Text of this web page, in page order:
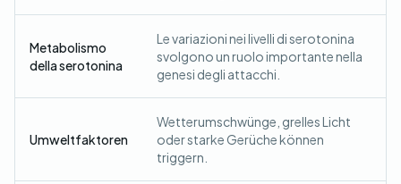
Metabolismo
della serotonina
Le variazioni nei livelli di serotonina
svolgono un ruolo importante nella
genesi degli attacchi.
Umweltfaktoren
Wetterumschwünge, grelles Licht
oder starke Gerüche können
triggern.